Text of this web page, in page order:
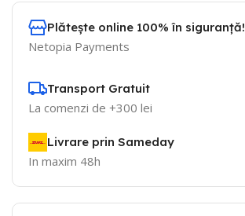
Plătește online 100% în siguranță!
Netopia Payments
Transport Gratuit
La comenzi de +300 lei
Livrare prin Sameday
In maxim 48h